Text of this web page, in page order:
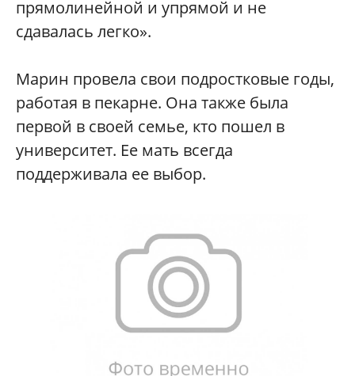
прямолинейной и упрямой и не
сдавалась легко».
Марин провела свои подростковые годы,
работая в пекарне. Она также была
первой в своей семье, кто пошел в
университет. Ее мать всегда
поддерживала ее выбор.